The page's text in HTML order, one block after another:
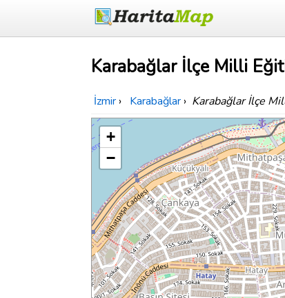
Karabağlar İlçe Milli
İzmir › Karabağlar › Karabağlar İlçe
+
−